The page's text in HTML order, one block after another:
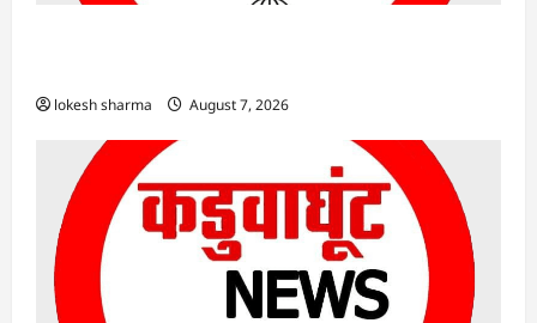
lokesh sharma August 7, 2026